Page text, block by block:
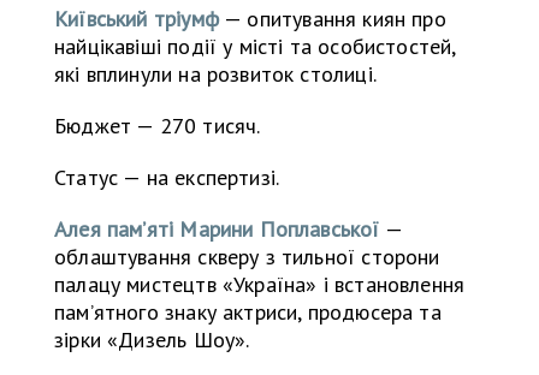
Київський тріумф— опитування киян про
найцікавіші події у місті та особистостей,
які вплинули на розвиток столиці.
Бюджет — 270 тисяч.
Статус — на експертизі.
Алея памʼяті Марини Поплавської —
облаштування скверу з тильної сторони
палацу мистецтв «Україна» і встановлення
пам’ятного знаку актриси, продюсера та
зірки «Дизель Шоу».